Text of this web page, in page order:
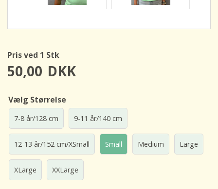
Pris ved 1 Stk
50,00 DKK
Vælg Størrelse
7-8 år/128 cm 9-11 år/140 cm
12-13 år/152 cm/XSmall Small Medium Large
XLarge XXLarge